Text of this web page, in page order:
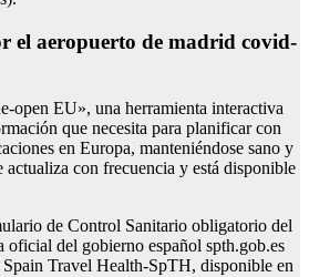
el aeropuerto de madrid covid-
open EU», una herramienta interactiva
que necesita para planificar con
en Europa, manteniéndose sano y
con frecuencia y está disponible
de Control Sanitario obligatorio del
oficial del gobierno español spth.gob.es
Travel Health-SpTH, disponible en